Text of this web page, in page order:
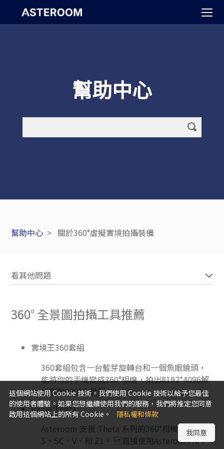
幫助中心
幫助中心 關於360°虛擬實境拍攝裝備
看其他問題
360° 全景圖拍攝工具推薦
實境王360套組
360套組包含一台藍芽旋轉台和一個魚眼鏡頭，
能將你的手機變成360°相機，拍出8192*4096解
析度的360°全景圖。
Ricoh Theta
Asteroom 支援 Theta 系列的360°相機，包含
S、SC、V、和 Z1。 直接使用Asteroom APP
這個網站使用 Cookie 技術。我們使用 Cookie 技術以給予您最佳
的使用者體驗。如果您想繼續使用我們的服務，我們將推定您同意
啟用這個網站上的所有 Cookie。
隱私權和條款
我同意